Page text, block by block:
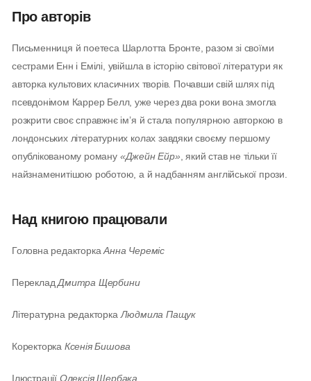
Про авторів
Письменниця й поетеса Шарлотта Бронте, разом зі своїми
сестрами Енн і Емілі, увійшла в історію світової літератури як
авторка культових класичних творів. Почавши свій шлях під
псевдонімом Каррер Белл, уже через два роки вона змогла
розкрити своє справжнє ім’я й стала популярною авторкою в
лондонських літературних колах завдяки своєму першому
опублікованому роману «Джейн Ейр» , який став не тільки її
найзнаменитішою роботою, а й надбанням англійської прози.
Над книгою працювали
Головна редакторкаАнна Череміс
ПерекладДмитра Щербини
Літературна редакторка Людмила Пащук
Коректорка Ксенія Бишова
Ілюстрації Олексія Щербака